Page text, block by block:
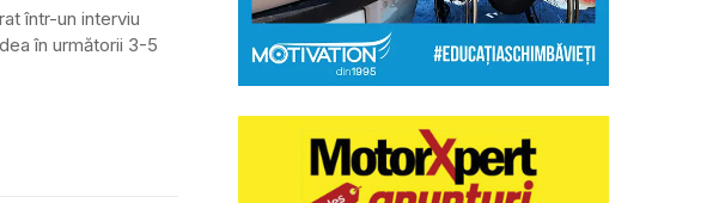
într-un interviu
în următorii 3-5